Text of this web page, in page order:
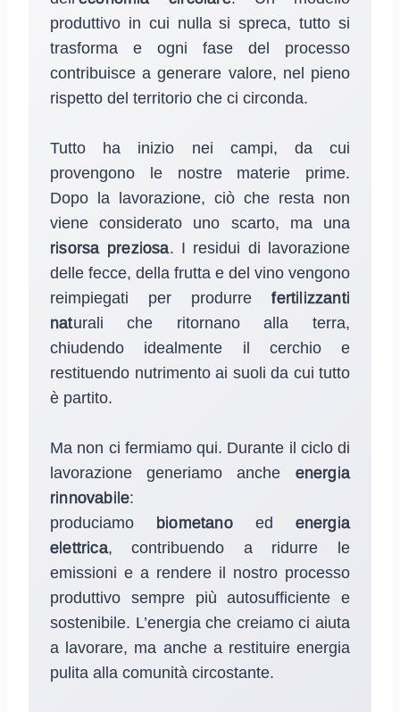
produttivo in cui nulla si spreca, tutto si
trasforma e ogni fase del processo
contribuisce a generare valore, nel pieno
rispetto del territorio che ci circonda.
Tutto ha inizio nei campi, da cui
provengono le nostre materie prime.
Dopo la lavorazione, ciò che resta non
viene considerato uno scarto, ma una
risorsa preziosa. I residui di lavorazione
delle fecce, della frutta e del vino vengono
reimpiegati per produrrefertilizzanti
naturali che ritornano alla terra,
chiudendo idealmente il cerchio e
restituendo nutrimento ai suoli da cui tutto
è partito.
Ma non ci fermiamo qui. Durante il ciclo di
lavorazione generiamo anche energia
rinnovabile:
produciamo biometanoed energia
elettrica, contribuendo a ridurre le
emissioni e a rendere il nostro processo
produttivo sempre più autosufficiente e
sostenibile. L’energia che creiamo ci aiuta
a lavorare, ma anche a restituire energia
pulita alla comunità circostante.